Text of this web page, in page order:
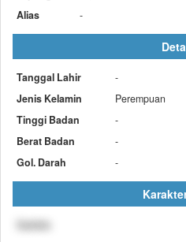
Alias
-
Tanggal Lahir
-
Jenis Kelamin
Perempuan
Tinggi Badan
-
Berat Badan
-
Gol. Darah
-
Sadistis